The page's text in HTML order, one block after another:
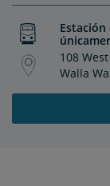
Estación
108
Walla